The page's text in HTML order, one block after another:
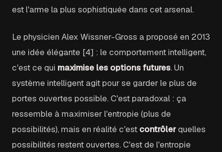
est l'arme la plus sophistiquée dans cet arsenal.
Le physicien Alex Wissner-Gross a proposé en 2013
une idée élégante [4] : le comportement intelligent,
c'est ce qui maximise les options futures. Un
système intelligent agit pour se garder le plus de
portes ouvertes possible. C'est paradoxal : ça
ressemble à maximiser l'entropie (plus de
possibilités), mais en réalité c'est contrôlerquelles
possibilités restent ouvertes. C'est de l'entropie